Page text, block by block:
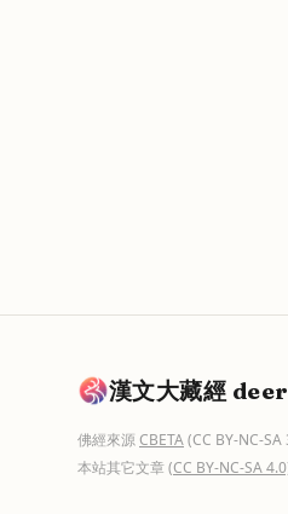
漢文大藏經
佛經來源CBETA(CC BY-NC-SA
本站其它文章(CC BY-NC-SA